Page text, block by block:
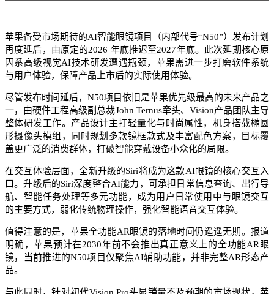
苹果备受市场期待的AI智能眼镜项目（内部代号“N50”）发布计划
再度延后，由原定的2026 年底推迟至2027年底。此次延期核心原
因系高级视觉AI技术研发遭遇瓶颈，苹果需进一步打磨软件系统
与用户体验，保障产品上市后的实际使用体验。
尽管发布时间延后，N50项目依旧是苹果优先级最高的未来产品之
一，由硬件工程高级副总裁John Ternus牵头、Vision产品团队主导
整体研发工作。产品设计主打轻量化与时尚属性，机身搭载椭圆
形摄像头模组，同时规划多款镜框款式及丰富配色方案，目标覆
盖更广泛的消费群体，打破智能穿戴设备小众化的局限。
在交互体验层面，全新升级的Siri将成为这款AI眼镜的核心交互入
口。升级后的Siri深度整合AI能力，可承担日常信息查询、出行导
航、智能任务处理等多元功能，成为用户日常使用中与眼镜交互
的主要方式，弱化传统物理操作，强化智能语音交互体验。
值得注意的是，苹果全功能AR眼镜的落地时间仍遥遥无期。报道
明确，苹果预计在2030年前不会推出真正意义上的全功能AR眼
镜，当前推进的N50项目仅聚焦AI辅助功能，并非完整AR形态产
品。